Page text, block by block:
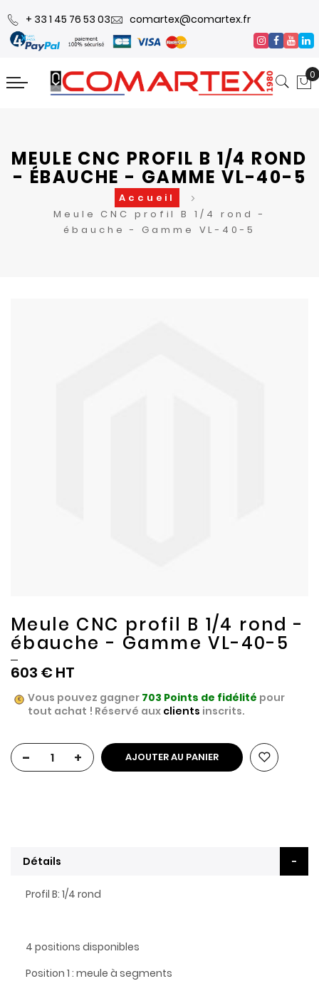
+ 33 1 45 76 53 03 comartex@comartex.fr
0
MEULE CNC PROFIL B 1/4 ROND
- ÉBAUCHE - GAMME VL-40-5
Accueil
Meule CNC profil B 1/4 rond -
ébauche - Gamme VL-40-5
Meule CNC profil B 1/4 rond -
ébauche - Gamme VL-40-5
603 €
Vous pouvez gagner 703 Points de fidélité pour
tout achat ! Réservé aux clients inscrits.
- + AJOUTER AU PANIER
Détails
Profil B: 1/4 rond
4 positions disponibles
Position 1 : meule à segments